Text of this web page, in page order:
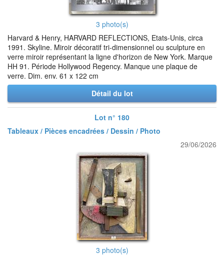
3 photo(s)
Harvard & Henry, HARVARD REFLECTIONS, Etats-Unis, circa
1991. Skyline. Miroir décoratif tri-dimensionnel ou sculpture en
verre miroir représentant la ligne d'horizon de New York. Marque
HH 91. Période Hollywood Regency. Manque une plaque de
verre. Dim. env. 61 x 122 cm
Détail du lot
Lot n° 180
Tableaux / Pièces encadrées / Dessin / Photo
29/06/2026
3 photo(s)